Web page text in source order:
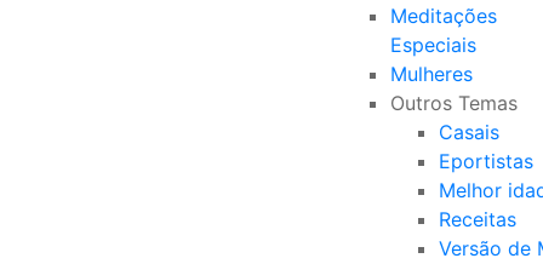
Meditações
Especiais
Mulheres
Outros Temas
Casais
Eportistas
Melhor
Receitas
Versão de